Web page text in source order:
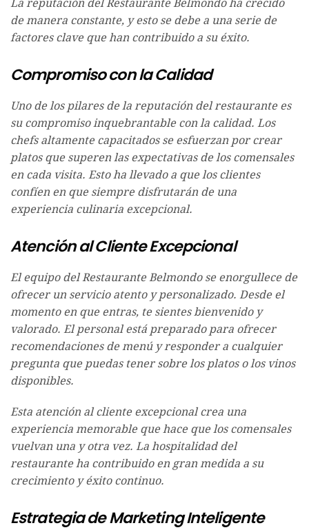
La reputación del Restaurante Belmondo ha crecido
de manera constante, y esto se debe a una serie de
factores clave que han contribuido a su éxito.
Compromiso con la Calidad
Uno de los pilares de la reputación del restaurante es
su compromiso inquebrantable con la calidad. Los
chefs altamente capacitados se esfuerzan por crear
platos que superen las expectativas de los comensales
en cada visita. Esto ha llevado a que los clientes
confíen en que siempre disfrutarán de una
experiencia culinaria excepcional.
Atención al Cliente Excepcional
El equipo del Restaurante Belmondo se enorgullece de
ofrecer un servicio atento y personalizado. Desde el
momento en que entras, te sientes bienvenido y
valorado. El personal está preparado para ofrecer
recomendaciones de menú y responder a cualquier
pregunta que puedas tener sobre los platos o los vinos
disponibles.
Esta atención al cliente excepcional crea una
experiencia memorable que hace que los comensales
vuelvan una y otra vez. La hospitalidad del
restaurante ha contribuido en gran medida a su
crecimiento y éxito continuo.
Estrategia de Marketing Inteligente